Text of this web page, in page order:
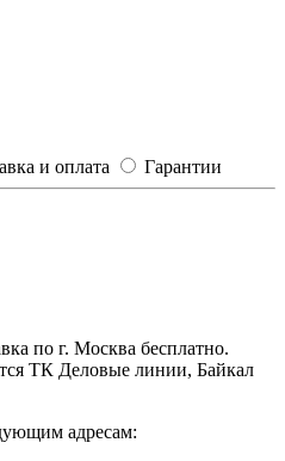
и оплата Гарантии
по г. Москва бесплатно.
ТК Деловые линии, Байкал
адресам: